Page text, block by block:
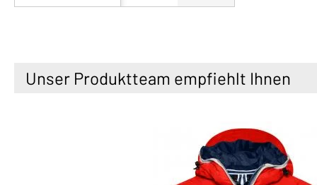
Unser Produktteam empfiehlt Ihnen